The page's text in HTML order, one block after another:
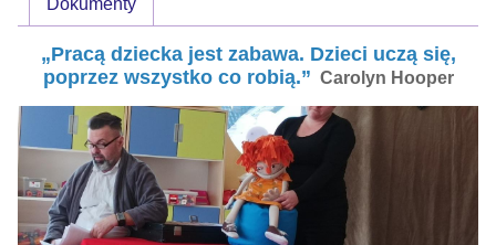
Dokumenty
„Pracą dziecka jest zabawa. Dzieci uczą się,
poprzez wszystko co robią.” Carolyn Hooper